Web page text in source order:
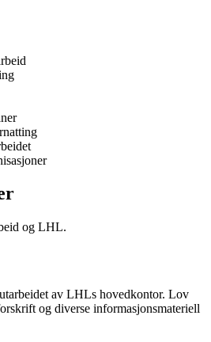
og LHL.
av LHLs hovedkontor. Lov
og diverse informasjonsmateriell